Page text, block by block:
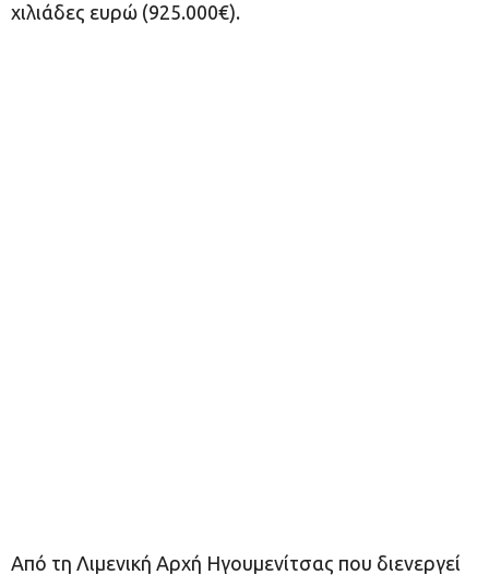
χιλιάδες ευρώ (925.000€).
Από τη Λιμενική Αρχή Ηγουμενίτσας που διενεργεί